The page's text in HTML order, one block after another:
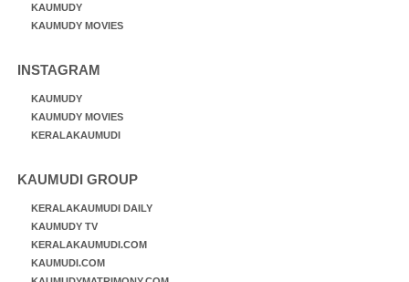
KAUMUDY
KAUMUDY MOVIES
INSTAGRAM
KAUMUDY
KAUMUDY MOVIES
KERALAKAUMUDI
KAUMUDI GROUP
KERALAKAUMUDI DAILY
KAUMUDY TV
KERALAKAUMUDI.COM
KAUMUDI.COM